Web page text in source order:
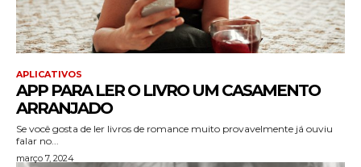
APLICATIVOS
APP PARA LER O LIVRO UM CASAMENTO
ARRANJADO
Se você gosta de ler livros de romance muito provavelmente já ouviu
falar no...
março 7, 2024